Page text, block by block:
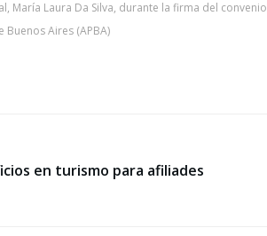
María Laura Da Silva, durante la firma del convenio
Aires (APBA)
en turismo para afiliades